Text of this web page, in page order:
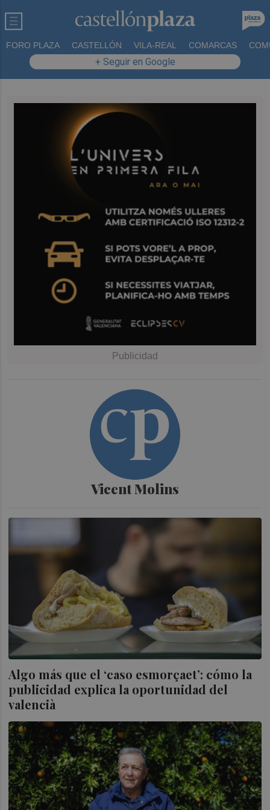
FORO PLAZA CASTELLÓN VILA-REAL COMARCAS
+ Seguir en Google
Vicent Molins
Algo más que el ‘caso esmorçaet’: cómo la
publicidad explica la oportunidad del
valencià